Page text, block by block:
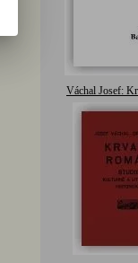
Váchal Josef: